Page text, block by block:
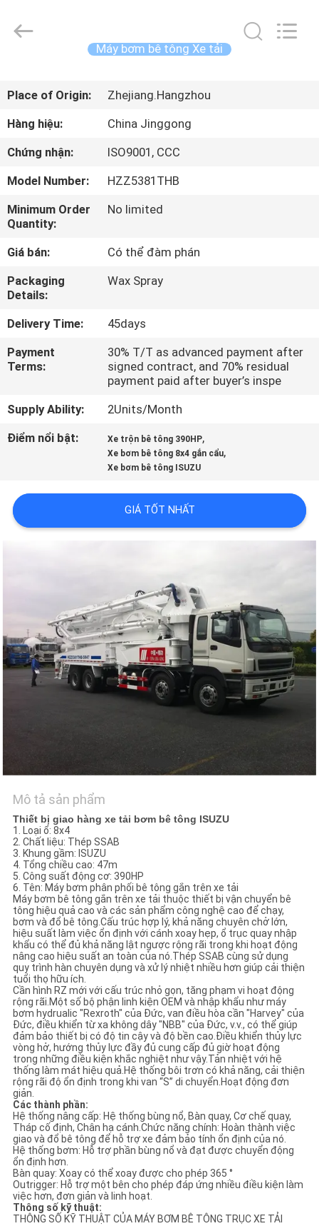
CHỦ
CÁC
SẢN
CHÚNG
TÔI
THAM
QUAN
MÁY
CHẤT
LƯỢNG
CHÚNG
TÔI
TIN
YÊU
CẦU
BÁO
GIÁ
SƠ
ĐỒ
TRANG
WEB
CHÍNH
SÁCH
BẢO
MẬT
2026
HANGZHOU
Rights
Máy bơm bê tông Xe tải
Place of Origin:
Zhejiang.Hangzhou
Hàng hiệu:
China Jinggong
Chứng nhận:
ISO9001, CCC
Model Number:
HZZ5381THB
Minimum Order
Quantity:
No limited
Giá bán:
Có thể đàm phán
Packaging
Details:
Wax Spray
Delivery Time:
45days
Payment
Terms:
30% T/T as advanced payment after
signed contract, and 70% residual
payment paid after buyer’s inspe
Supply Ability:
2Units/Month
Điểm nổi bật:
Xe trộn bê tông 390HP,
Xe bơm bê tông 8x4 gắn cẩu,
Xe bơm bê tông ISUZU
GIÁ TỐT NHẤT
Mô tả sản phẩm
Thiết bị giao hàng xe tải bơm bê tông ISUZU
1. Loại ổ: 8x4
2. Chất liệu: Thép SSAB
3. Khung gầm: ISUZU
4. Tổng chiều cao: 47m
5. Công suất động cơ: 390HP
6. Tên: Máy bơm phân phối bê tông gắn trên xe tải
Máy bơm bê tông gắn trên xe tải thuộc thiết bị vận chuyển bê
tông hiệu quả cao và các sản phẩm công nghệ cao để chạy,
bơm và đổ bê tông.Cấu trúc hợp lý, khả năng chuyên chở lớn,
hiệu suất làm việc ổn định với cánh xoay hẹp, ổ trục quay nhập
khẩu có thể đủ khả năng lật ngược rộng rãi trong khi hoạt động
nâng cao hiệu suất an toàn của nó.Thép SSAB cùng sử dụng
quy trình hàn chuyên dụng và xử lý nhiệt nhiều hơn giúp cải thiện
tuổi thọ hữu ích.
Cần hình RZ mới với cấu trúc nhỏ gọn, tăng phạm vi hoạt động
rộng rãi.Một số bộ phận linh kiện OEM và nhập khẩu như máy
bơm hydrualic "Rexroth" của Đức, van điều hòa cần "Harvey" của
Đức, điều khiển từ xa không dây "NBB" của Đức, v.v., có thể giúp
đảm bảo thiết bị có độ tin cậy và độ bền cao.Điều khiển thủy lực
vòng hở, hướng thủy lực đầy đủ cung cấp đủ giờ hoạt động
trong những điều kiện khắc nghiệt như vậy.Tản nhiệt với hệ
thống làm mát hiệu quả.Hệ thống bôi trơn có khả năng, cải thiện
rộng rãi độ ổn định trong khi van “S” di chuyển.Hoạt động đơn
giản.
Các thành phần:
Hệ thống nâng cấp: Hệ thống bùng nổ, Bàn quay, Cơ chế quay,
Tháp cố định, Chân hạ cánh.Chức năng chính: Hoàn thành việc
giao và đổ bê tông để hỗ trợ xe đảm bảo tính ổn định của nó.
Hệ thống bơm: Hỗ trợ phần bùng nổ và đạt được chuyển động
ổn định hơn.
Bàn quay: Xoay có thể xoay được cho phép 365 °
Outrigger: Hỗ trợ một bên cho phép đáp ứng nhiều điều kiện làm
việc hơn, đơn giản và linh hoạt.
Thông số kỹ thuật:
THÔNG SỐ KỸ THUẬT CỦA MÁY BƠM BÊ TÔNG TRỤC XE TẢI